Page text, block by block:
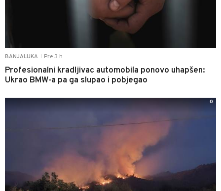
BANJALUKA Pre 3 h
Profesionalni kradljivac automobila ponovo uhapšen:
Ukrao BMW-a pa ga slupao i pobjegao
0